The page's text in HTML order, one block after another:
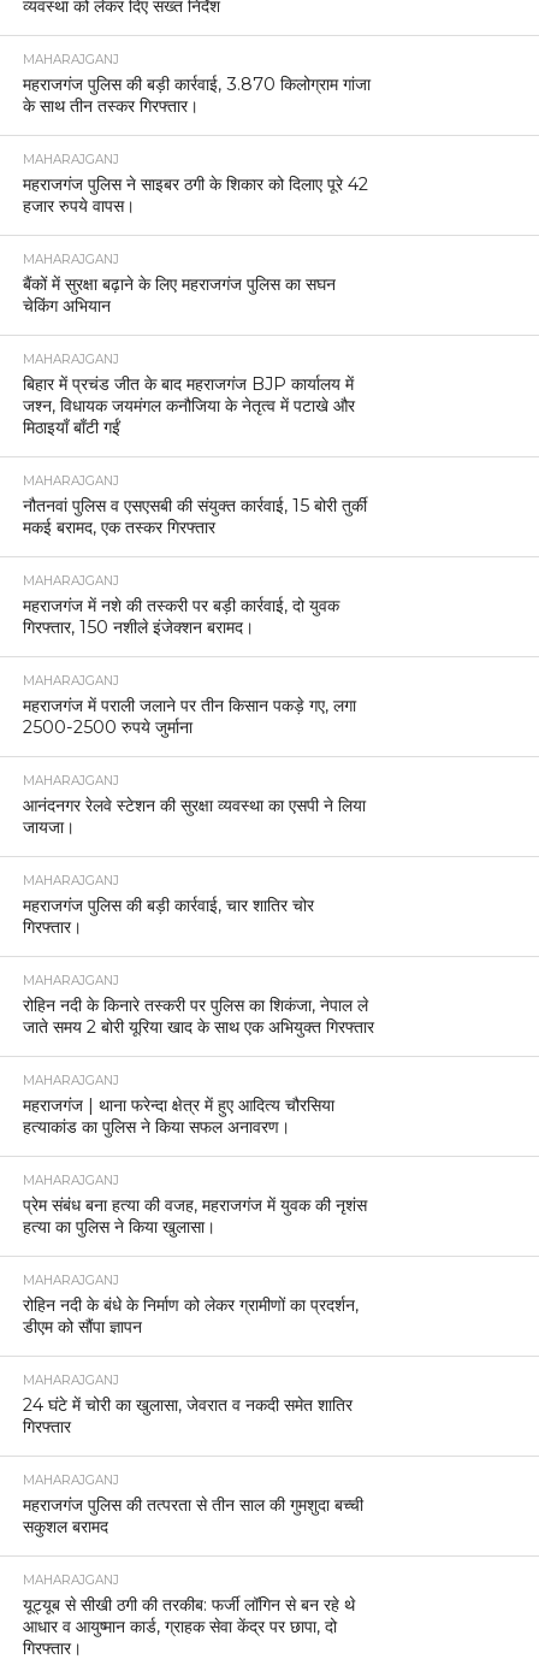
व्यवस्था को लेकर दिए सख्त निर्देश
MAHARAJGANJ
महराजगंज पुलिस की बड़ी कार्रवाई, 3.870 किलोग्राम गांजा
के साथ तीन तस्कर गिरफ्तार।
MAHARAJGANJ
महराजगंज पुलिस ने साइबर ठगी के शिकार को दिलाए पूरे 42
हजार रुपये वापस।
MAHARAJGANJ
बैंकों में सुरक्षा बढ़ाने के लिए महराजगंज पुलिस का सघन
चेकिंग अभियान
MAHARAJGANJ
बिहार में प्रचंड जीत के बाद महराजगंज BJP कार्यालय में
जश्न, विधायक जयमंगल कनौजिया के नेतृत्व में पटाखे और
मिठाइयाँ बाँटी गईं
MAHARAJGANJ
नौतनवां पुलिस व एसएसबी की संयुक्त कार्रवाई, 15 बोरी तुर्की
मकई बरामद, एक तस्कर गिरफ्तार
MAHARAJGANJ
महराजगंज में नशे की तस्करी पर बड़ी कार्रवाई, दो युवक
गिरफ्तार, 150 नशीले इंजेक्शन बरामद।
MAHARAJGANJ
महराजगंज में पराली जलाने पर तीन किसान पकड़े गए, लगा
2500-2500 रुपये जुर्माना
MAHARAJGANJ
आनंदनगर रेलवे स्टेशन की सुरक्षा व्यवस्था का एसपी ने लिया
जायजा।
MAHARAJGANJ
महराजगंज पुलिस की बड़ी कार्रवाई, चार शातिर चोर
गिरफ्तार।
MAHARAJGANJ
रोहिन नदी के किनारे तस्करी पर पुलिस का शिकंजा, नेपाल ले
जाते समय 2 बोरी यूरिया खाद के साथ एक अभियुक्त गिरफ्तार
MAHARAJGANJ
महराजगंज | थाना फरेन्दा क्षेत्र में हुए आदित्य चौरसिया
हत्याकांड का पुलिस ने किया सफल अनावरण।
MAHARAJGANJ
प्रेम संबंध बना हत्या की वजह, महराजगंज में युवक की नृशंस
हत्या का पुलिस ने किया खुलासा।
MAHARAJGANJ
रोहिन नदी के बंधे के निर्माण को लेकर ग्रामीणों का प्रदर्शन,
डीएम को सौंपा ज्ञापन
MAHARAJGANJ
24 घंटे में चोरी का खुलासा, जेवरात व नकदी समेत शातिर
गिरफ्तार
MAHARAJGANJ
महराजगंज पुलिस की तत्परता से तीन साल की गुमशुदा बच्ची
सकुशल बरामद
MAHARAJGANJ
यूट्यूब से सीखी ठगी की तरकीब: फर्जी लॉगिन से बन रहे थे
आधार व आयुष्मान कार्ड, ग्राहक सेवा केंद्र पर छापा, दो
गिरफ्तार।